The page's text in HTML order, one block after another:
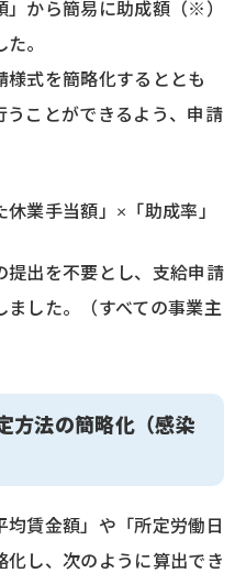
」から簡易に助成額（※）
。
式を簡略化するととも
うことができるよう、申請
業手当額」×「助成率」
提出を不要とし、支給申請
した。（すべての事業主
方法の簡略化（感染
均賃金額」や「所定労働日
し、次のように算出でき